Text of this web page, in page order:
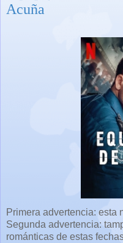
Acuña
Primera advertencia: esta
Segunda advertencia:
románticas de estas